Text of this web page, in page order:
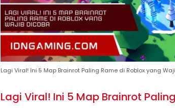
Lagi Viral! Ini 5 Map Brainrot Paling Rame di Roblox yang
Lagi Viral! Ini 5 Map Brainrot